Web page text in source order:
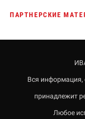
ПАРТНЕРСКИЕ
Вся информация,
принадлежит
Любое